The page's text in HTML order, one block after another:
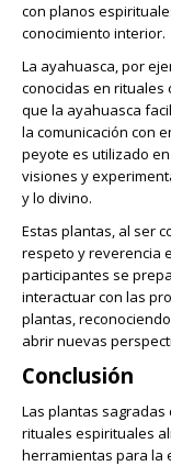
con planos
conocimiento interior.
La ayahuasca, por
conocidas en rituales
que la ayahuasca
la comunicación con
peyote es utilizado
visiones y
y lo divino.
Estas plantas, al ser
respeto y reverencia
participantes se
interactuar con las
plantas,
abrir nuevas
Conclusión
Las plantas
rituales espirituales
herramientas para la